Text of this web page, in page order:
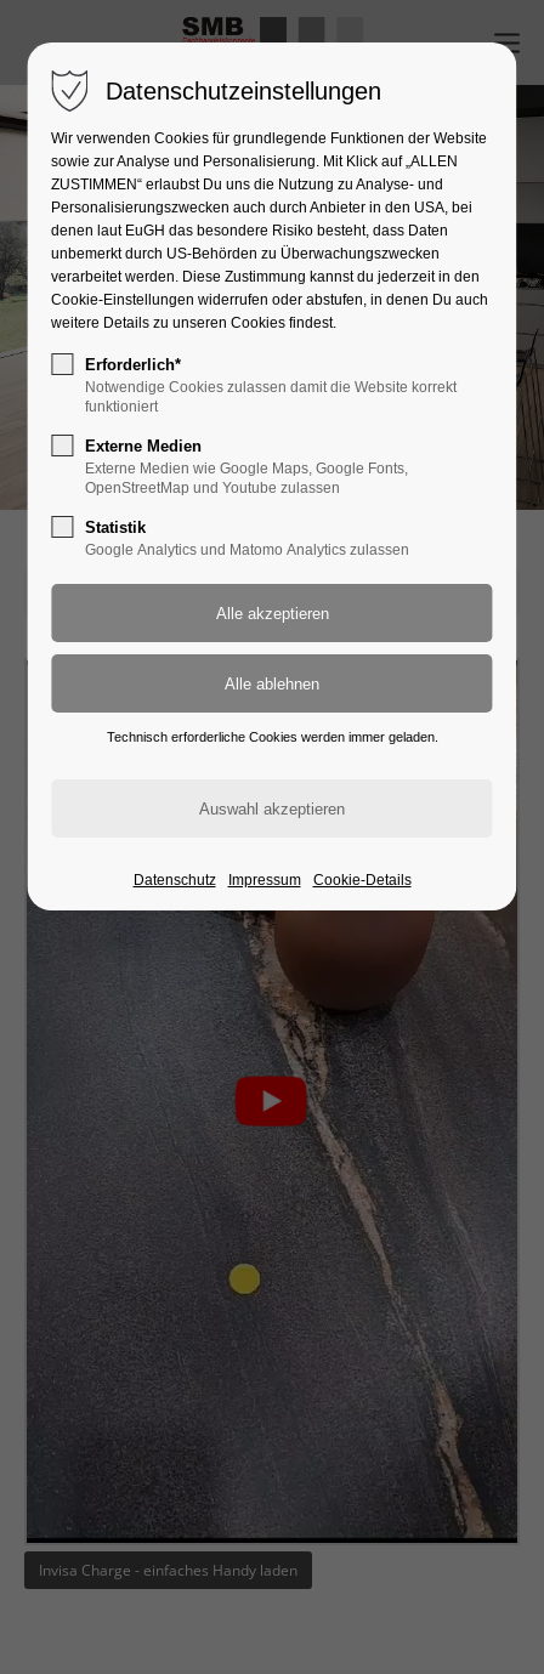
Invisa Charge - einfaches Handy laden
Datenschutzeinstellungen
Wir verwenden Cookies für grundlegende Funktionen der Website
sowie zur Analyse und Personalisierung. Mit Klick auf „ALLEN
ZUSTIMMEN“ erlaubst Du uns die Nutzung zu Analyse- und
Personalisierungszwecken auch durch Anbieter in den USA, bei
denen laut EuGH das besondere Risiko besteht, dass Daten
unbemerkt durch US-Behörden zu Überwachungszwecken
verarbeitet werden. Diese Zustimmung kannst du jederzeit in den
Cookie-Einstellungen widerrufen oder abstufen, in denen Du auch
weitere Details zu unseren Cookies findest.
Erforderlich*
Notwendige Cookies zulassen damit die Website korrekt
funktioniert
Externe Medien
Externe Medien wie Google Maps, Google Fonts,
OpenStreetMap und Youtube zulassen
Statistik
Google Analytics und Matomo Analytics zulassen
Technisch erforderliche Cookies werden immer geladen.
Datenschutz Impressum Cookie-Details